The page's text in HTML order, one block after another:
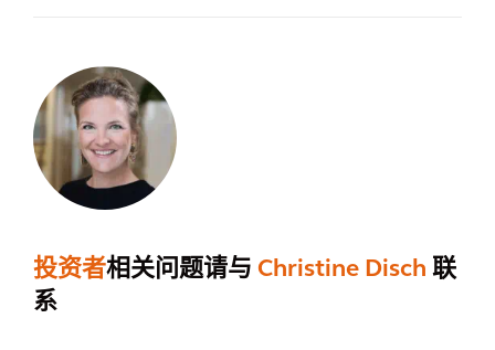
投资者相关问题请与 Christine Disch 联
系